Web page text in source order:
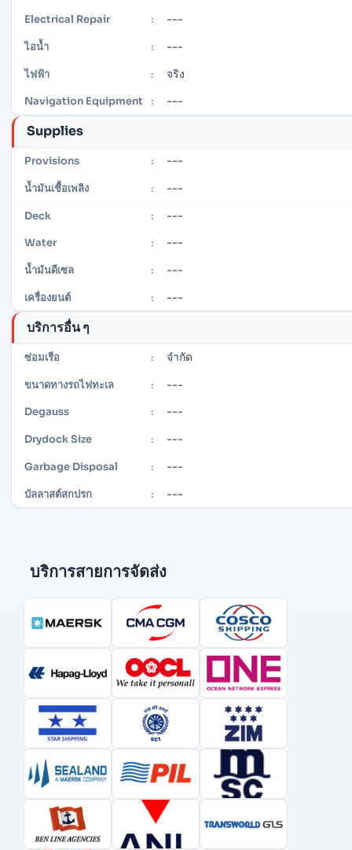
Electrical Repair : ---
ไอน้ำ : ---
ไฟฟ้า : จริง
Navigation Equipment : ---
Supplies
Provisions : ---
น้ำมันเชื้อเพลิง : ---
Deck : ---
Water : ---
น้ำมันดีเซล : ---
เครื่องยนต์ : ---
บริการอื่น ๆ
ซ่อมเรือ : จำกัด
ขนาดทางรถไฟทะเล : ---
Degauss : ---
Drydock Size : ---
Garbage Disposal : ---
บัลลาสต์สกปรก : ---
บริการสายการจัดส่ง